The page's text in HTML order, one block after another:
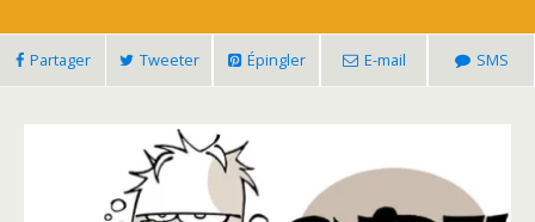
Partager Tweeter Épingler E-mail SMS